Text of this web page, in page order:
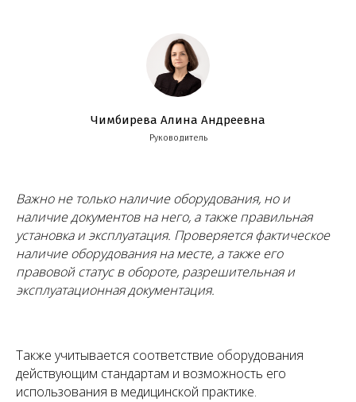
Чимбирева Алина Андреевна
Руководитель
Важно не только наличие оборудования, но и
наличие документов на него, а также правильная
установка и эксплуатация. Проверяется фактическое
наличие оборудования на месте, а также его
правовой статус в обороте, разрешительная и
эксплуатационная документация.
Также учитывается соответствие оборудования
действующим стандартам и возможность его
использования в медицинской практике.